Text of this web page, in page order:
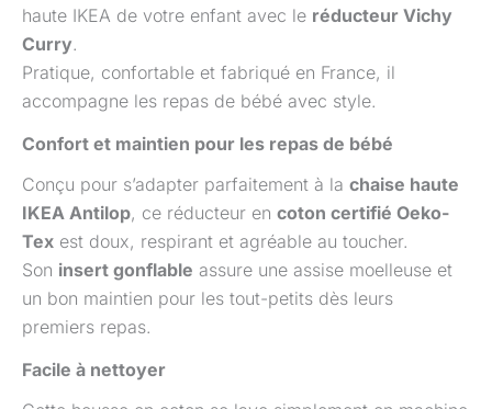
haute IKEA de votre enfant avec le réducteur Vichy
Curry.
Pratique, confortable et fabriqué en France, il
accompagne les repas de bébé avec style.
Confort et maintien pour les repas de bébé
Conçu pour s’adapter parfaitement à la chaise haute
IKEA Antilop, ce réducteur en coton certifié Oeko-
Tex est doux, respirant et agréable au toucher.
Son insert gonflable assure une assise moelleuse et
un bon maintien pour les tout-petits dès leurs
premiers repas.
Facile à nettoyer